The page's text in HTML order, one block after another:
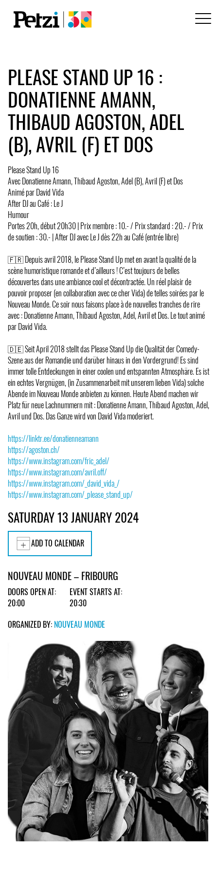
PLEASE STAND UP 16 :
DONATIENNE AMANN,
THIBAUD AGOSTON, ADEL
(B), AVRIL (F) ET DOS
Please Stand Up 16
Avec Donatienne Amann, Thibaud Agoston, Adel (B), Avril (F) et Dos
Animé par David Vida
After DJ au Café : Le J
Humour
Portes 20h, début 20h30 | Prix membre : 10.- / Prix standard : 20.- / Prix
de soutien : 30.- | After DJ avec Le J dès 22h au Café (entrée libre)
🇫🇷 Depuis avril 2018, le Please Stand Up met en avant la qualité de la
scène humoristique romande et d’ailleurs ! C’est toujours de belles
découvertes dans une ambiance cool et décontractée. Un réel plaisir de
pouvoir proposer (en collaboration avec ce cher Vida) de telles soirées par le
Nouveau Monde. Ce soir nous faisons place à de nouvelles tranches de rire
avec : Donatienne Amann, Thibaud Agoston, Adel, Avril et Dos. Le tout animé
par David Vida.
🇩🇪 Seit April 2018 stellt das Please Stand Up die Qualität der Comedy-
Szene aus der Romandie und darüber hinaus in den Vordergrund! Es sind
immer tolle Entdeckungen in einer coolen und entspannten Atmosphäre. Es ist
ein echtes Vergnügen, (in Zusammenarbeit mit unserem lieben Vida) solche
Abende im Nouveau Monde anbieten zu können. Heute Abend machen wir
Platz für neue Lachnummern mit : Donatienne Amann, Thibaud Agoston, Adel,
Avril und Dos. Das Ganze wird von David Vida moderiert.
https://linktr.ee/donatienneamann
https://agoston.ch/
https://www.instagram.com/fric_adel/
https://www.instagram.com/avril.off/
https://www.instagram.com/_david_vida_/
https://www.instagram.com/_please_stand_up/
SATURDAY 13 JANUARY 2024
ADD TO CALENDAR
NOUVEAU MONDE – FRIBOURG
DOORS OPEN AT:
20:00
EVENT STARTS AT:
20:30
ORGANIZED BY: NOUVEAU MONDE